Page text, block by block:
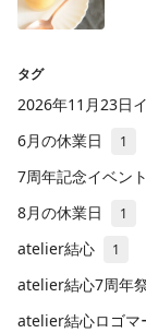
タグ
2026年11月23日
6月の休業日 1
7周年記念イベント
8月の休業日 1
atelier結心 1
atelier結心7周年
atelier結心ロゴマ